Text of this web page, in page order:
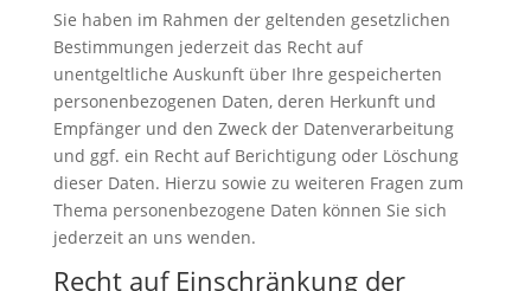
Sie haben im Rahmen der geltenden gesetzlichen
Bestimmungen jederzeit das Recht auf
unentgeltliche Auskunft über Ihre gespeicherten
personenbezogenen Daten, deren Herkunft und
Empfänger und den Zweck der Datenverarbeitung
und ggf. ein Recht auf Berichtigung oder Löschung
dieser Daten. Hierzu sowie zu weiteren Fragen zum
Thema personenbezogene Daten können Sie sich
jederzeit an uns wenden.
Recht auf Einschränkung der